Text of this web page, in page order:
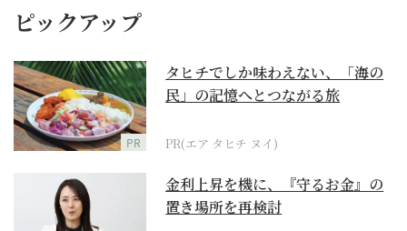
ピックアップ
PR
タヒチでしか味わえない、「海の
民」の記憶へとつながる旅
PR(エア タヒチ ヌイ)
金利上昇を機に、『守るお金』の
置き場所を再検討